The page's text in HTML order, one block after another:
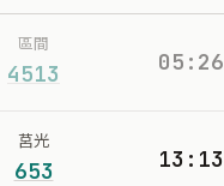
區間
4513 05:26
莒光
653 13:13